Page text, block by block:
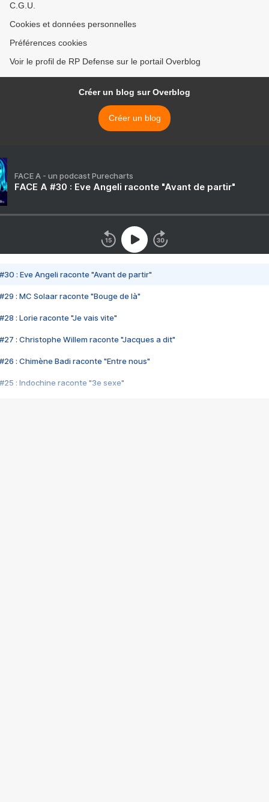
C.G.U.
Cookies et données personnelles
Préférences cookies
Voir le profil de RP Defense sur le portail Overblog
Créer un blog sur Overblog
Créer un blog
FACE A - un podcast Purecharts
FACE A #30 : Eve Angeli raconte "Avant de partir"
#30 : Eve Angeli raconte "Avant de partir"
#29 : MC Solaar raconte "Bouge de là"
#28 : Lorie raconte "Je vais vite"
#27 : Christophe Willem raconte "Jacques a dit"
#26 : Chimène Badi raconte "Entre nous"
#25 : Indochine raconte "3e sexe"